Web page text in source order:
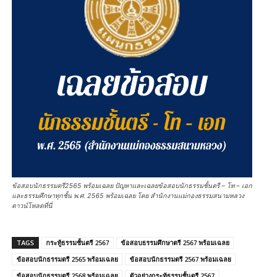
ข้อสอบนักธรรมตรี2565 พร้อมเฉลย ปัญหาและเฉลยข้อสอบนักธรรมชั้นตรี – โท – เอก
และธรรมศึกษาทุกชั้น พ.ศ. 2565 พร้อมเฉลย โดย สำนักงานแม่กองธรรมสนามหลวง
ดาวน์โหลดที่นี่
TAGS กระทู้ธรรมชั้นตรี 2567
ข้อสอบธรรมศึกษาตรี 2567 พร้อมเฉลย
ข้อสอบนักธรรมตรี 2565 พร้อมเฉลย
ข้อสอบนักธรรมตรี 2567 พร้อมเฉลย